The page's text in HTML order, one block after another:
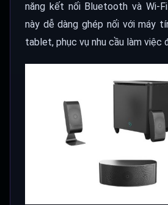
năng kết nối Bluetooth và Wi-
này dễ dàng ghép nối với máy
tablet, phục vụ nhu cầu làm việc